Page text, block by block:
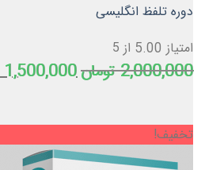
دوره تلفظ انگلیسی
امتیاز 5.00 از 5
2,000,000تومان قیمت
بود.
1,500,000
تخفیف!